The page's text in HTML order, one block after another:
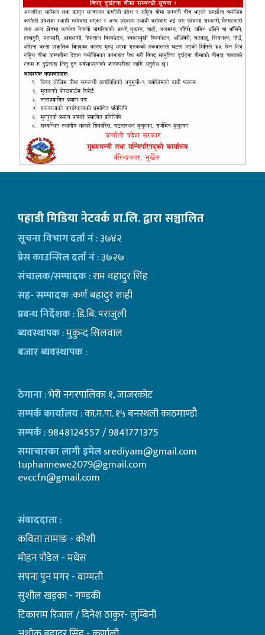
पहाडी मिडिया नेटवर्क प्रा.लि. द्वारा सञ्चालित
सूचना विभाग दर्ता नं: ३७४२
प्रेस काउन्सिल दर्ता नं: ३७२७
संचालक/सम्पादक: राम वहादुर सिंह
सह- सम्पादक:कर्ण बहादुर शाही
प्रबन्ध निर्देशक: डि.बि. पराजुली
ब्यवस्थापक: मुकुन्द सिलवाल
बजार ब्यवस्थापक:
ठेगाना: भेरी नगरपालिका १, जाजरकोट
सम्पर्क कार्यालय: का.म.पा. १५ बनस्थली काठमाण्डाै
सम्पर्क: 9848124557 / 9841771375
समाचारका लागी इमेलsrediyam@gmail.com
tuphannewe2079@gmail.com
evccfn@gmail.com
संवाददाता:
कविता तामाङ - कोशी
माेहन पाैडेल - मधेस
सपना पुन मगर - वाग्मती
सुशील खड्का - गण्डकी
टिकाराम रिजाल / दिनेश ठाकुर- लुम्बिनी